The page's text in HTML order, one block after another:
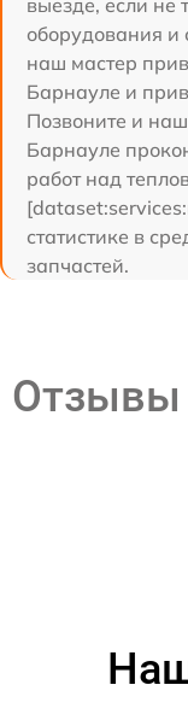
выезде, если не
оборудования и
наш мастер
Барнауле и
Позвоните и
Барнауле
работ над
статистике в
запчастей.
Отзывы